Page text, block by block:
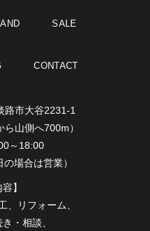
SALE
CONTACT
路市大谷2231-1
ら山側へ700m）
～18:00
場合は営業）
】
、リフォーム、
・相談、